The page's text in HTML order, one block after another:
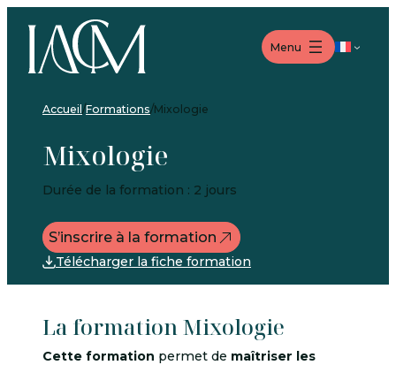
menu
contenu
Menu
Accueil /Formations/Mixologie
Mixologie
Durée de la formation : 2 jours
S’inscrire à la formation
Télécharger la fiche formation
La formation Mixologie
Cette formation permet de maîtriser les